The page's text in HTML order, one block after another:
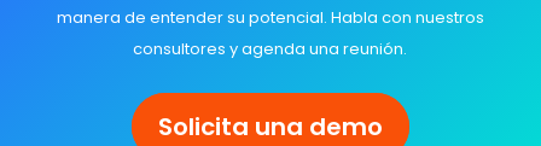
manera de entender su potencial. Habla con nuestros
consultores y agenda una reunión.
Solicita una demo